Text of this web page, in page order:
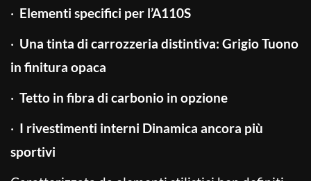
· Elementi specifici per l’A110S
· Una tinta di carrozzeria distintiva: Grigio Tuono
in finitura opaca
· Tetto in fibra di carbonio in opzione
· I rivestimenti interni Dinamica ancora più
sportivi